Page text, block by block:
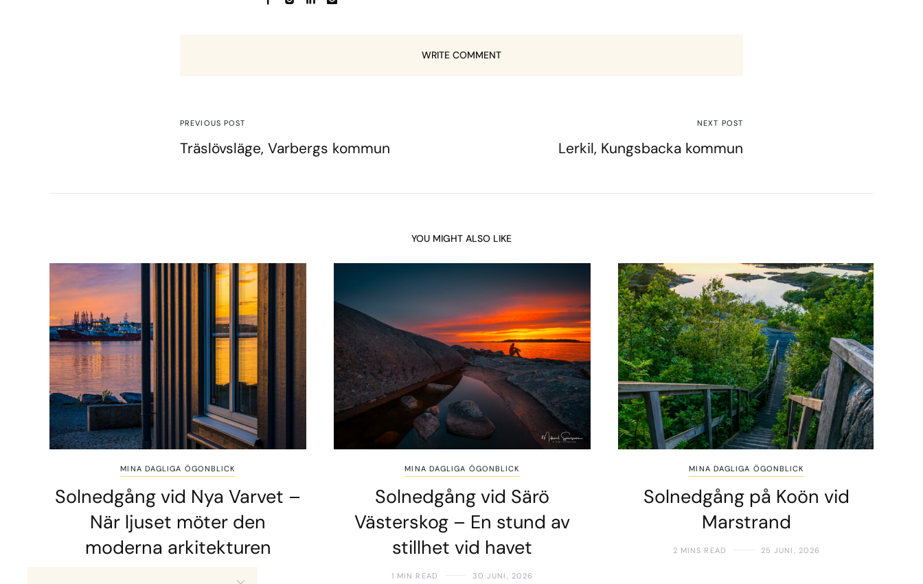
WRITE COMMENT
PREVIOUS POST
Träslövsläge, Varbergs kommun
NEXT POST
Lerkil, Kungsbacka kommun
YOU MIGHT ALSO LIKE
MINA DAGLIGA ÖGONBLICK
Solnedgång vid Nya Varvet –
När ljuset möter den
moderna arkitekturen
MINA DAGLIGA ÖGONBLICK
Solnedgång vid Särö
Västerskog – En stund av
stillhet vid havet
1 MIN READ 30 JUNI, 2026
MINA DAGLIGA ÖGONBLICK
Solnedgång på Koön vid
Marstrand
2 MINS READ 25 JUNI, 2026